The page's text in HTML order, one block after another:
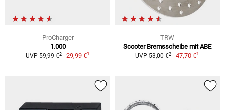
ProCharger
1.000
UVP 59,99 €2 29,99 €1
TRW
Scooter Bremsscheibe mit ABE
UVP 53,00 €2 47,70 €1